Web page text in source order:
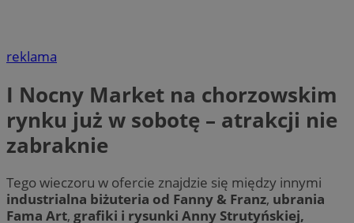
reklama
I Nocny Market na chorzowskim
rynku już w sobotę – atrakcji nie
zabraknie
Tego wieczoru w ofercie znajdzie się między innymi
industrialna biżuteria od Fanny & Franz, ubrania
Fama Art, grafiki i rysunki Anny Strutyńskiej,